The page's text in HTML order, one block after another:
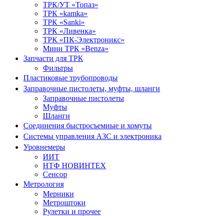
ТРК/УТ «Топаз»
ТРК «kamka»
ТРК «Sanki»
ТРК «Ливенка»
ТРК «ПК-Электроникс»
Мини ТРК «Benza»
Запчасти для ТРК
Фильтры
Пластиковые трубопроводы
Заправочные пистолеты, муфты, шланги
Заправочные пистолеты
Муфты
Шланги
Соединения быстросъемные и хомуты
Системы управления АЗС и электроника
Уровнемеры
ИИТ
НТФ НОВИНТЕХ
Сенсор
Метрология
Мерники
Метроштоки
Рулетки и прочее